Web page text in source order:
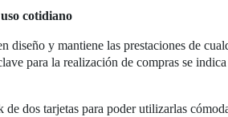
cotidiano
diseño y mantiene las prestaciones de
para la realización de compras se
dos tarjetas para poder utilizarlas